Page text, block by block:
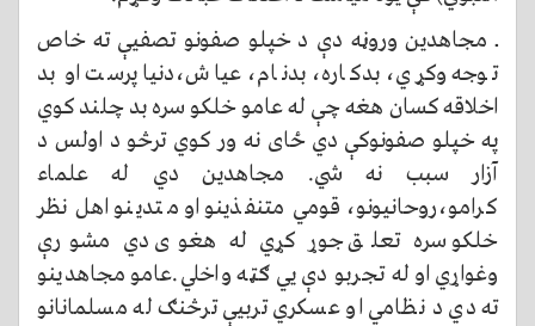
ــ مجاهدین وروڼه دې د خپلو صفونو تصفیې ته خاص
توجه وکړي، بدکاره، بدنام، عیاش،دنیا پرست او بد
اخلاقه کسان هغه چې له عامو خلکو سره بد چلند کوي
په خپلو صفونوکې دي ځای نه ور کوي ترڅو د اولس د
آزار سبب نه شي. مجاهدین دي له علماء
کرامو،روحانیونو، قومي متنفذینو او متدینو اهل نظر
خلکو سره تعلق جوړ کړي له هغوی دي مشورې
وغواړي او له تجربو دې یي ګټه واخلي.عامو مجاهدینو
ته دي د نظامي او عسکري تربیې ترڅنګ له مسلمانانو